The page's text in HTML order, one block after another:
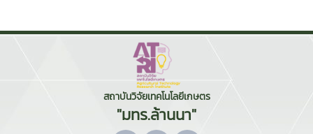
สถาบันวิจัยเทคโนโลยีเกษตร
"มทร.ล้านนา"